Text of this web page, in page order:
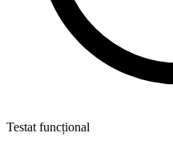
Testat funcțional